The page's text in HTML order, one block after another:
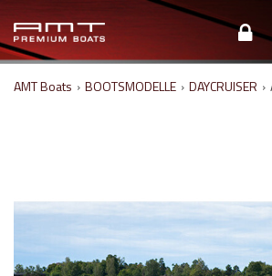
AMT Boats › BOOTSMODELLE › DAYCRUISER ›